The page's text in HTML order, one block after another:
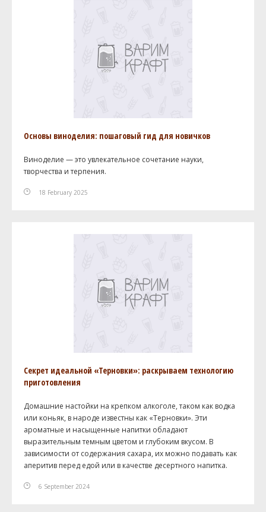
Основы виноделия: пошаговый гид для новичков
Виноделие — это увлекательное сочетание науки,
творчества и терпения.
18 February 2025
Секрет идеальной «Терновки»: раскрываем технологию
приготовления
Домашние настойки на крепком алкоголе, таком как водка
или коньяк, в народе известны как «Терновки». Эти
ароматные и насыщенные напитки обладают
выразительным темным цветом и глубоким вкусом. В
зависимости от содержания сахара, их можно подавать как
аперитив перед едой или в качестве десертного напитка.
6 September 2024